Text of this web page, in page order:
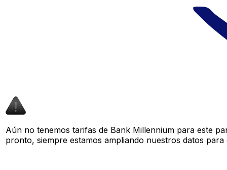
Aún no tenemos tarifas de Bank Millennium para este
pronto, siempre estamos ampliando nuestros datos